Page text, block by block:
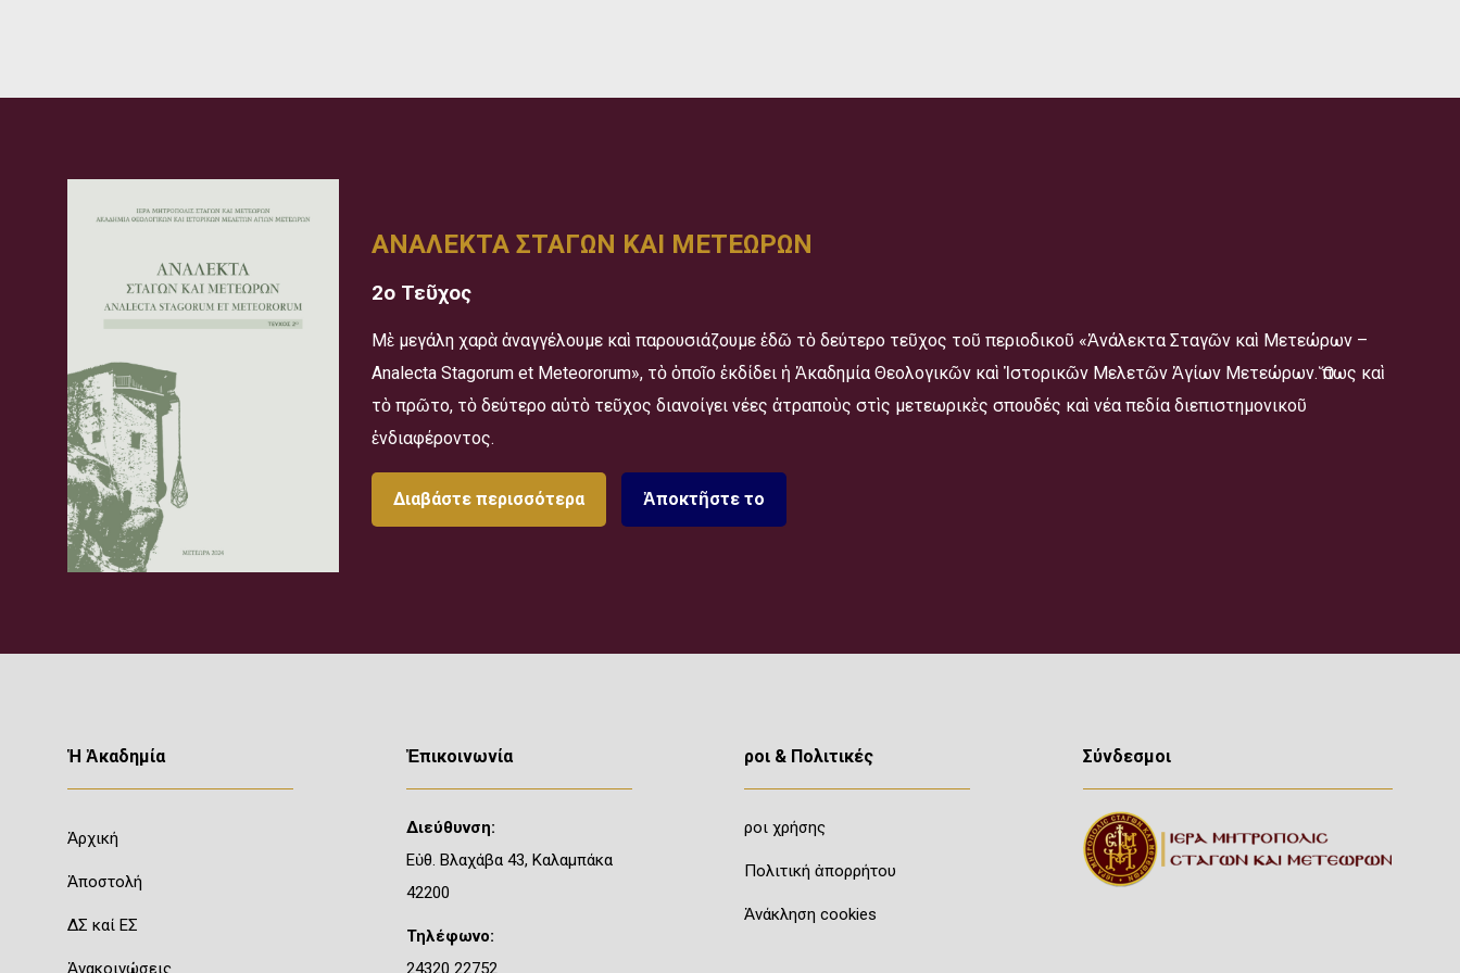
ΑΝΑΛΕΚΤΑ ΣΤΑΓΩΝ ΚΑΙ ΜΕΤΕΩΡΩΝ
2ο Τεῦχος
Μὲ μεγάλη χαρὰ ἀναγγέλουμε καὶ παρουσιάζουμε ἐδῶ τὸ δεύτερο τεῦχος τοῦ περιοδικοῦ «Ἀνάλεκτα Σταγῶν καὶ Μετεώρων –
Analecta Stagorum et Meteororum», τὸ ὁποῖο ἐκδίδει ἡ Ἀκαδημία Θεολογικῶν καὶ Ἱστορικῶν Μελετῶν Ἁγίων Μετεώρων. Ὅπως καὶ
τὸ πρῶτο, τὸ δεύτερο αὐτὸ τεῦχος διανοίγει νέες ἀτραποὺς στὶς μετεωρικὲς σπουδές καὶ νέα πεδία διεπιστημονικοῦ
ἐνδιαφέροντος.
Διαβάστε περισσότερα Ἀποκτῆστε το
Ἡ Ἀκαδημία
Ἀρχική
Ἀποστολή
ΔΣ καί ΕΣ
Ἀνακοινώσεις
Ἐπικοινωνία
Διεύθυνση:
Εὐθ. Βλαχάβα 43, Καλαμπάκα
42200
Τηλέφωνο:
24320 22752
Ὅροι & Πολιτικές
Ὅροι χρήσης
Πολιτική ἀπορρήτου
Ἀνάκληση cookies
Σύνδεσμοι